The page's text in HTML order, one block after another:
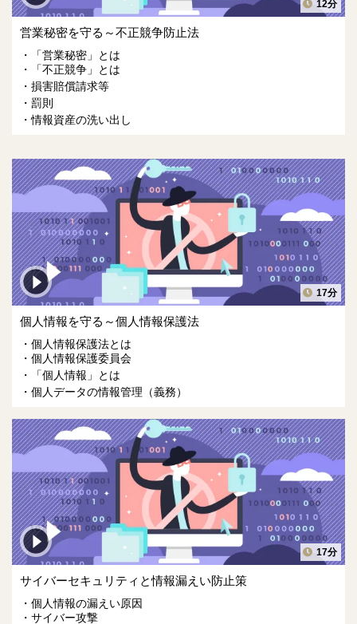
12分
営業秘密を守る～不正競争防止法
「営業秘密」とは
「不正競争」とは
損害賠償請求等
罰則
情報資産の洗い出し
17分
個人情報を守る～個人情報保護法
個人情報保護法とは
個人情報保護委員会
「個人情報」とは
個人データの情報管理（義務）
17分
サイバーセキュリティと情報漏えい防止策
個人情報の漏えい原因
サイバー攻撃